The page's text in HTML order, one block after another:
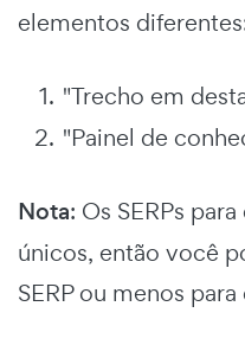
elementos
"Trecho em
"Painel de
Nota: Os SERPs
únicos, então você
SERP ou menos